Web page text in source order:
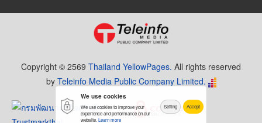
Copyright © 2569 Thailand YellowPages. All rights reserved
by Teleinfo Media Public Company Limited.
We use cookies
We use cookies to improve your
experience and performance on our
website. Learn more
Setting Accept